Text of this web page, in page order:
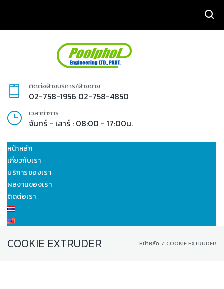
ติดต่อฝ่ายบริการ/ฝ่ายขาย
02-758-1956 02-758-4850
เวลาทำการ
จันทร์ - เสาร์ : 08:00 - 17:00น.
หน้าหลัก
เกี่ยวกับเรา
บริการของเรา
ผลงานของเรา
ติดต่อเรา
COOKIE EXTRUDER หน้าหลัก / COOKIE EXTRUDER